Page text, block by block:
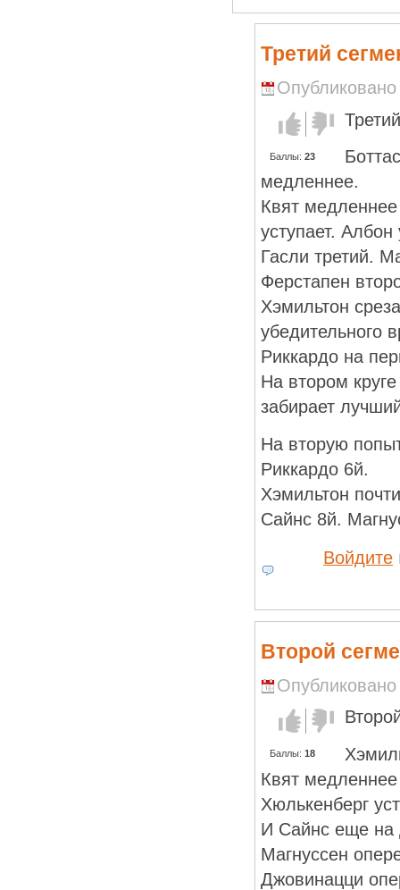
Третий
Голос за!Голос
против!
Баллы: 23
медленнее.
Квят
уступает.
Гасли третий.
Ферстапен
Хэмильтон
убедительного
Риккардо на
На втором
забирает
На вторую
Риккардо 6й.
Хэмильтон
Сайнс 8й.
Войдите
Второй
Голос за!Голос
против!
Баллы: 18
Квят
Хюлькенберг
И Сайнс еще на
Магнуссен
Джовинацци